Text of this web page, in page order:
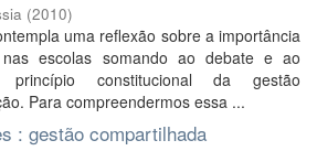
(2010)
uma reflexão sobre a importância
escolas somando ao debate e ao
princípio constitucional da gestão
Para compreendermos essa ...
: gestão compartilhada